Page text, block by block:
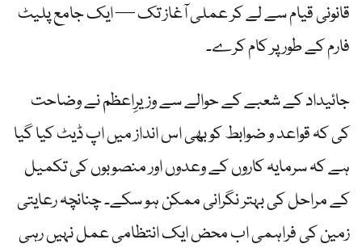
قانونی قیام سے لے کر عملی آغاز تک — ایک جامع پلیٹ
فارم کے طور پر کام کرے۔
جائیداد کے شعبے کے حوالے سے وزیرِاعظم نے وضاحت
کی کہ قواعد و ضوابط کو بھی اس انداز میں اپ ڈیٹ کیا گیا
ہے کہ سرمایہ کاروں کے وعدوں اور منصوبوں کی تکمیل
کے مراحل کی بہتر نگرانی ممکن ہو سکے۔ چنانچہ رعایتی
زمین کی فراہمی اب محض ایک انتظامی عمل نہیں رہی